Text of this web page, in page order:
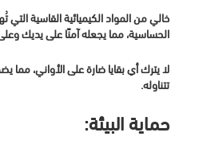
خالي من المواد الكيميائية القاسية
الحساسية، مما يجعله آمنًا على يديك
لا يترك أي بقايا ضارة على الأواني،
تتناوله.
حماية البيئة: